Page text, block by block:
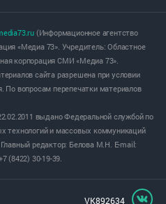
(Информационное агентство
«Медиа 73». Учредитель: Областное
корпорация СМИ «Медиа 73».
сайта разрешена при условии
По вопросам перепечатки материалов
выдано Федеральной службой по
технологий и массовых коммуникаций
редактор: Белова М.Н. E-mail:
(8422) 30-19-39.
VK892634